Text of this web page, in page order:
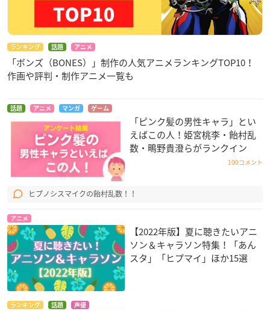
ランキング 話題 アニメ
「ボンズ（BONES）」制作の人気アニメランキングTOP10！
作画や評判・制作アニメ一覧も
話題 アニメ マンガ ゲーム
「ピンク髪の男性キャラ」とい
えばこの人！姫宮桃李・飴村乱
数・鴫野貴澄らがランクイン
100コメント
ヒプノシスマイクの飴村乱数！！
アニメ
【2022年版】夏に聴きたいアニ
ソン＆キャラソン特集！「あん
スタ」「ヒプマイ」ほか15選
ランキング 話題 声優